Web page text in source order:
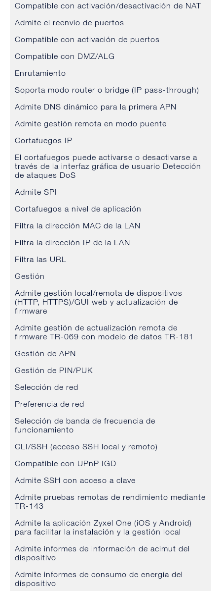
Compatible con activación/desactivación de NAT
Admite el reenvío de puertos
Compatible con activación de puertos
Compatible con DMZ/ALG
Enrutamiento
Soporta modo router o bridge (IP pass-through)
Admite DNS dinámico para la primera APN
Admite gestión remota en modo puente
Cortafuegos IP
El cortafuegos puede activarse o desactivarse a
través de la interfaz gráfica de usuario Detección
de ataques DoS
Admite SPI
Cortafuegos a nivel de aplicación
Filtra la dirección MAC de la LAN
Filtra la dirección IP de la LAN
Filtra las URL
Gestión
Admite gestión local/remota de dispositivos
(HTTP, HTTPS)/GUI web y actualización de
firmware
Admite gestión de actualización remota de
firmware TR-069 con modelo de datos TR-181
Gestión de APN
Gestión de PIN/PUK
Selección de red
Preferencia de red
Selección de banda de frecuencia de
funcionamiento
CLI/SSH (acceso SSH local y remoto)
Compatible con UPnP IGD
Admite SSH con acceso a clave
Admite pruebas remotas de rendimiento mediante
TR-143
Admite la aplicación Zyxel One (iOS y Android)
para facilitar la instalación y la gestión local
Admite informes de información de acimut del
dispositivo
Admite informes de consumo de energía del
dispositivo